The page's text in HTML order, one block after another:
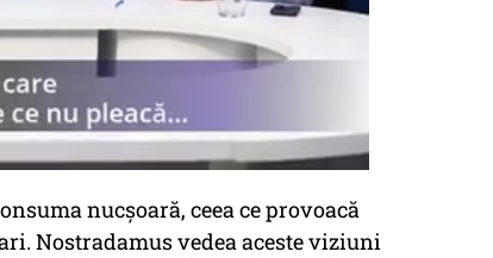
nucșoară, ceea ce provoacă
Nostradamus vedea aceste viziuni